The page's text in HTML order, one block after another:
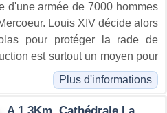
d'une armée de 7000 hommes
Louis XIV décide alors
pour protéger la rade de
est surtout un moyen pour
Plus d'informations